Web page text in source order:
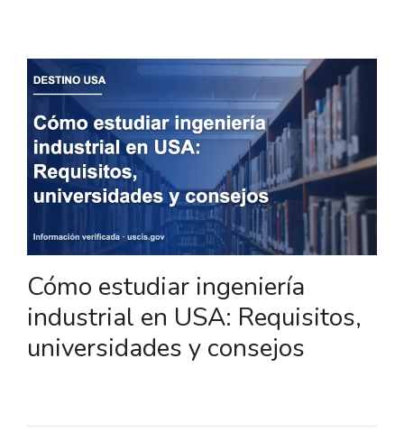
Cómo estudiar ingeniería
industrial en USA: Requisitos,
universidades y consejos